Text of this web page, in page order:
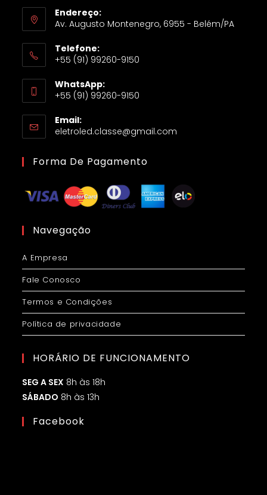
Endereço:
Av. Augusto Montenegro, 6955 - Belém/PA
Telefone:
+55 (91) 99260-9150
WhatsApp:
+55 (91) 99260-9150
Email:
eletroled.classe@gmail.com
Forma De Pagamento
Navegação
A Empresa
Fale Conosco
Termos e Condições
Política de privacidade
HORÁRIO DE FUNCIONAMENTO
SEG A SEX 8h às 18h
SÁBADO 8h às 13h
Facebook